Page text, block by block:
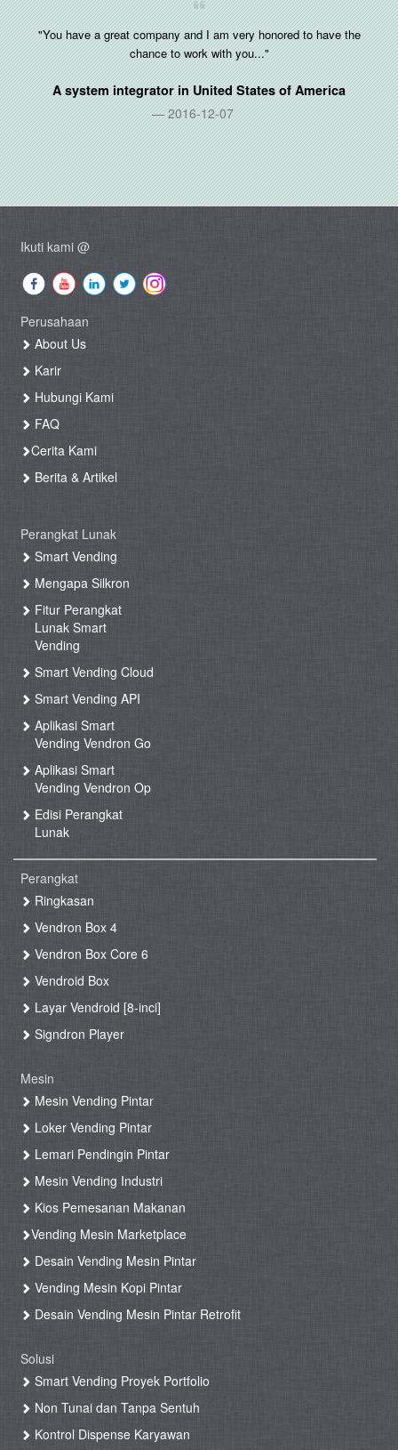
"You have a great company and I am very honored to have the
chance to work with you..."
A system integrator inUnited States of America
2016-12-07
Ikuti kami @
Perusahaan
About Us
Karir
Hubungi Kami
FAQ
Cerita Kami
Berita & Artikel
Perangkat Lunak
Smart Vending
Mengapa Silkron
Fitur Perangkat
Lunak Smart
Vending
Smart Vending Cloud
Smart Vending API
Aplikasi Smart
Vending Vendron Go
Aplikasi Smart
Vending Vendron Op
Edisi Perangkat
Lunak
Perangkat
Ringkasan
Vendron Box 4
Vendron Box Core 6
Vendroid Box
Layar Vendroid [8-inci]
Signdron Player
Mesin
Mesin Vending Pintar
Loker Vending Pintar
Lemari Pendingin Pintar
Mesin Vending Industri
Kios Pemesanan Makanan
Vending Mesin Marketplace
Desain Vending Mesin Pintar
Vending Mesin Kopi Pintar
Desain Vending Mesin Pintar Retrofit
Solusi
Smart Vending Proyek Portfolio
Non Tunai dan Tanpa Sentuh
Kontrol Dispense Karyawan